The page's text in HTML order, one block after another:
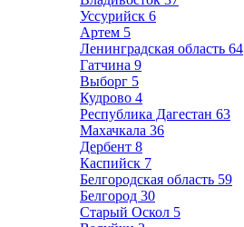
Уссурийск 6
Артем 5
Ленинградская область 64
Гатчина 9
Выборг 5
Кудрово 4
Республика Дагестан 63
Махачкала 36
Дербент 8
Каспийск 7
Белгородская область 59
Белгород 30
Старый Оскол 5